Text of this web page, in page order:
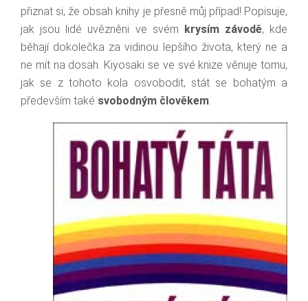
přiznat si, že obsah knihy je přesně můj případ! Popisuje,
jak jsou lidé uvězněni ve svém krysím závodě, kde
běhají dokolečka za vidinou lepšího života, který ne a
ne mít na dosah. Kiyosaki se ve své knize věnuje tomu,
jak se z tohoto kola osvobodit, stát se bohatým a
především také svobodným člověkem.